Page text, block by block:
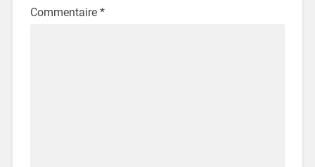
Commentaire *